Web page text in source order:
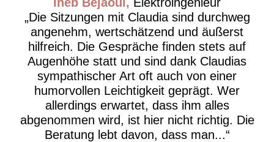
Die Sitzungen mit Claudia sind durchweg
angenehm, wertschätzend und äußerst
hilfreich. Die Gespräche finden stets auf
Augenhöhe statt und sind dank Claudias
sympathischer Art oft auch von einer
humorvollen Leichtigkeit geprägt. Wer
allerdings erwartet, dass ihm alles
abgenommen wird, ist hier nicht richtig. Die
Beratung lebt davon, dass man...